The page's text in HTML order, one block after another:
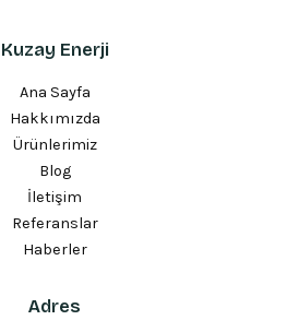
Kuzay Enerji
Ana Sayfa
Hakkımızda
Ürünlerimiz
Blog
İletişim
Referanslar
Haberler
Adres